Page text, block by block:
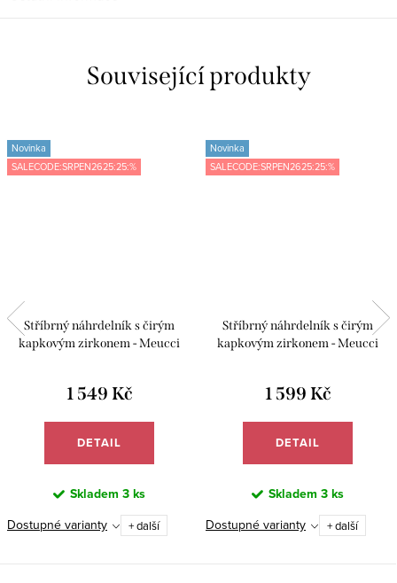
Související produkty
Novinka
SALECODE:SRPEN2625:25:%
Stříbrný náhrdelník s čirým
kapkovým zirkonem - Meucci
1 549 Kč
DETAIL
Skladem 3 ks
Dostupné varianty + další
Novinka
SALECODE:SRPEN2625:25:%
Stříbrný náhrdelník s čirým
kapkovým zirkonem - Meucci
1 599 Kč
DETAIL
Skladem 3 ks
Dostupné varianty + další